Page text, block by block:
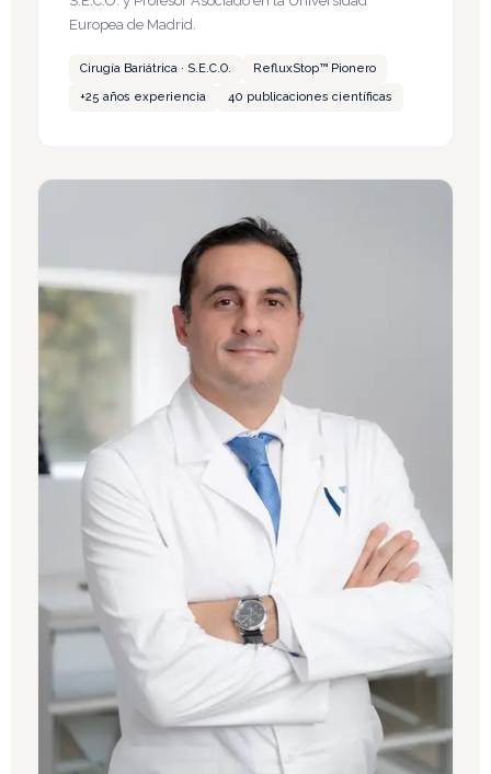
Europea de Madrid.
Cirugía Bariátrica · S.E.C.O.
RefluxStop™ Pionero
+25 años experiencia
40 publicaciones científicas